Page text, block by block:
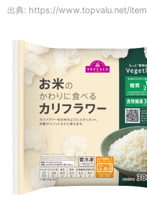
出典: https://www.topvalu.net/